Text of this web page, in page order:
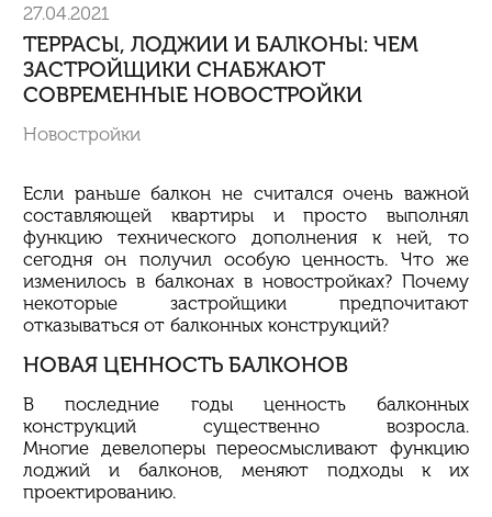
27.04.2021
ТЕРРАСЫ, ЛОДЖИИ И БАЛКОНЫ: ЧЕМ
ЗАСТРОЙЩИКИ СНАБЖАЮТ
СОВРЕМЕННЫЕ НОВОСТРОЙКИ
Новостройки
Если раньше балкон не считался очень важной
составляющей квартиры и просто выполнял
функцию технического дополнения к ней, то
сегодня он получил особую ценность. Что же
изменилось в балконах в новостройках? Почему
некоторые застройщики предпочитают
отказываться от балконных конструкций?
НОВАЯ ЦЕННОСТЬ БАЛКОНОВ
В последние годы ценность балконных
конструкций существенно возросла.
Многие девелоперы переосмысливают функцию
лоджий и балконов, меняют подходы к их
проектированию.